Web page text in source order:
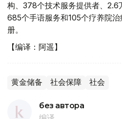
构、378个技术服务提供者、2.6
685个手语服务和105个疗养院
册。
【编译：阿遥】
黄金储备 社会保障 社会
без автора